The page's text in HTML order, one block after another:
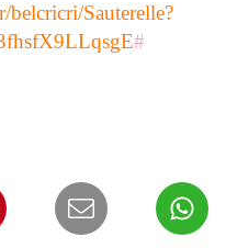
belcricri/Sauterelle?
#